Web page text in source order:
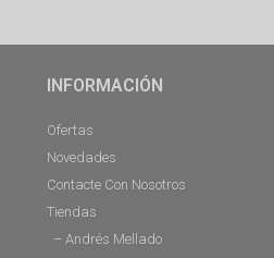
INFORMACIÓN
Ofertas
Novedades
Contacte Con Nosotros
Tiendas
– Andrés Mellado